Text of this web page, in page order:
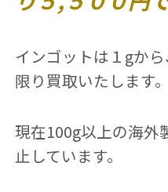
インゴットは１gか
限り買取いたします。
現在100g以上の海外
止しています。